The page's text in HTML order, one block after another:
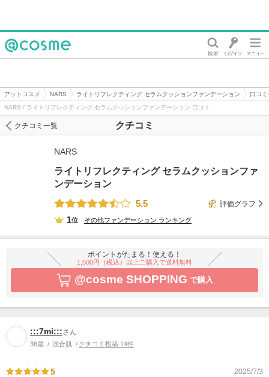
アットコスメ NARS ライトリフレクティング セラムクッションファンデーション
口コ
NARS / ライトリフレクティング セラムクッションファンデーション 口コミ
クチコミ
クチコミ一覧
NARS
ライトリフレクティング セラムクッションファ
ンデーション
5.5
評価グラフ
1位 その他ファンデーション ランキング
ポイントがたまる！使える！
1,500円（税込）以上ご購入で送料無料
@cosme SHOPPING で購入
:::7mi:::さん
36歳 混合肌 クチコミ投稿 14件
5 2025/7/3